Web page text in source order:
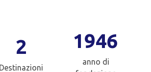
2
Destinazioni
1946
anno di